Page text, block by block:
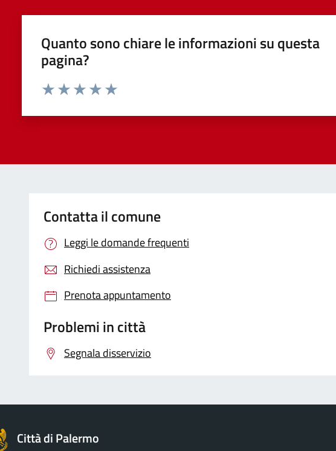
Quanto sono chiare le informazioni su questa
pagina?
Contatta il comune
Leggi le domande frequenti
Richiedi assistenza
Prenota appuntamento
Problemi in città
Segnala disservizio
Città di Palermo